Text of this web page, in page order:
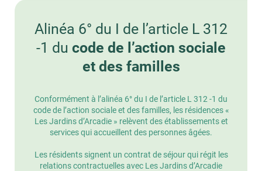
Alinéa 6° du I de l’article L 312
-1 du code de l’action sociale
et des familles
Conformément à l’alinéa 6° du I de l’article L 312 -1 du
code de l’action sociale et des familles, les résidences «
Les Jardins d’Arcadie » relèvent des établissements et
services qui accueillent des personnes âgées.
Les résidents signent un contrat de séjour qui régit les
relations contractuelles avec Les Jardins d’Arcadie